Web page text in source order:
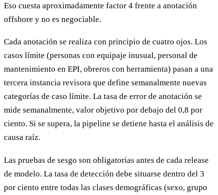
Eso cuesta aproximadamente factor 4 frente a anotación
offshore y no es negociable.
Cada anotación se realiza con principio de cuatro ojos. Los
casos límite (personas con equipaje inusual, personal de
mantenimiento en EPI, obreros con herramienta) pasan a una
tercera instancia revisora que define semanalmente nuevas
categorías de caso límite. La tasa de error de anotación se
mide semanalmente, valor objetivo por debajo del 0,8 por
ciento. Si se supera, la pipeline se detiene hasta el análisis de
causa raíz.
Las pruebas de sesgo son obligatorias antes de cada release
de modelo. La tasa de detección debe situarse dentro del 3
por ciento entre todas las clases demográficas (sexo, grupo